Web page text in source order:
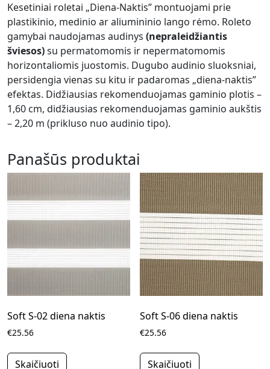
Kesetiniai roletai „Diena-Naktis” montuojami prie
plastikinio, medinio ar aliumininio lango rėmo. Roleto
gamybai naudojamas audinys (nepraleidžiantis
šviesos)su permatomomis ir nepermatomomis
horizontaliomis juostomis. Dugubo audinio sluoksniai,
persidengia vienas su kitu ir padaromas „diena-naktis”
efektas. Didžiausias rekomenduojamas gaminio plotis –
1,60 cm, didžiausias rekomenduojamas gaminio aukštis
– 2,20 m (prikluso nuo audinio tipo).
Panašūs produktai
Soft S-02 diena naktis
€25.56
Skaičiuoti
Soft S-06 diena naktis
€25.56
Skaičiuoti